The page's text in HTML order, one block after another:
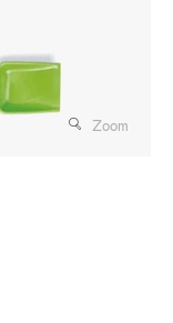
Zoom